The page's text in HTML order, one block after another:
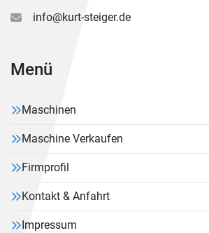
info@kurt-steiger.de
Menü
Maschinen
Maschine Verkaufen
Firmprofil
Kontakt & Anfahrt
Impressum